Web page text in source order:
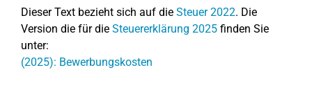
Dieser Text bezieht sich auf die Steuer 2022. Die
Version die für die Steuererklärung 2025 finden Sie
unter:
(2025): Bewerbungskosten